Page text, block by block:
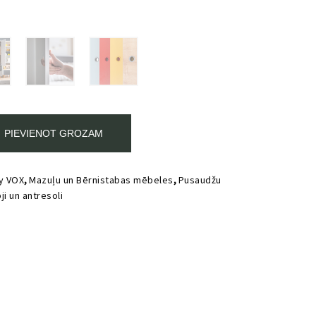
PIEVIENOT GROZAM
VOX,Mazuļu un Bērnistabas mēbeles,Pusaudžu
un antresoli